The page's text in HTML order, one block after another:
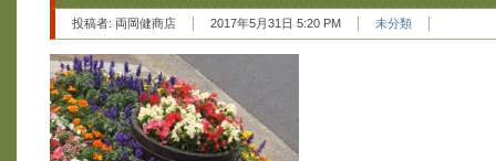
投稿者: 両岡健商店 2017年5月31日 5:20 PM 未分類